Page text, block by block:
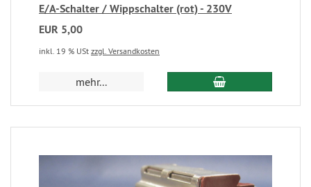
E/A-Schalter / Wippschalter (rot) - 230V
EUR 5,00
inkl. 19 % USt zzgl. Versandkosten
mehr...